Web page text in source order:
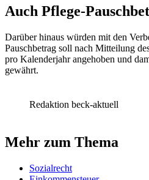
Auch Pflege-
Darüber hinaus würden mit den
Pauschbetrag soll nach Mitteilung
pro Kalenderjahr angehoben und
gewährt.
Redaktion beck-aktuell
Mehr zum Thema
Sozialrecht